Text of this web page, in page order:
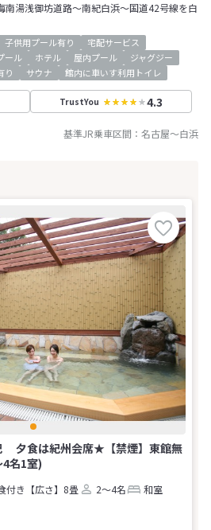
湯浅御坊道路～南紀白浜～国道42号線を白
子供用プール有り
宅配サービス
ール ホテル 屋内プール
ジャグジー
り サウナ 館内に車いす利用トイレ
TrustYou 4.3
基準JR乗車区間： 名古屋～白浜
夕食は紀州会席★【禁煙】東館無
名1室)
付き 【広さ】8畳 2～4名
和室